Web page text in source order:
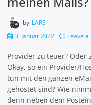
by LARS
3. Januar 2022
Leave
Provider zu teuer? Oder
Okay, so ein Provider/
tun mit den ganzen
gehostet sind? Wie
denn neben dem